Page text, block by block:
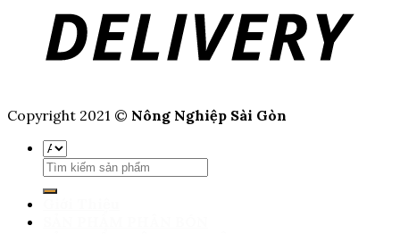
Copyright 2021 © Nông Nghiệp Sài Gòn
Tìm